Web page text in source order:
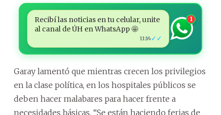
Recibí las noticias en tu celular, unite
al canal de ÚH en WhatsApp 🤩
11:14✓✓
1
Garay lamentó que mientras crecen los privilegios
en la clase política, en los hospitales públicos se
deben hacer malabares para hacer frente a
necesidades básicas. “Se están haciendo ferias de